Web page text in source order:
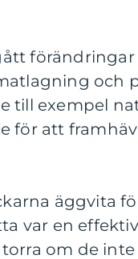
förändringar
och
till exempel
för att
äggvita
var en
om de inte